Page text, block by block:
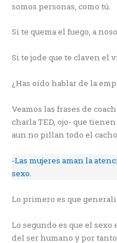
somos personas, como tú.
Si te quema el fuego, a
Si te jode que te claven el
¿Has oído hablar de la
Veamos las frases de
charla TED, ojo- que
aun no pillan todo el
-Las mujeres aman la
sexo.
Lo primero es que
Lo segundo es que el sexo
del ser humano y por